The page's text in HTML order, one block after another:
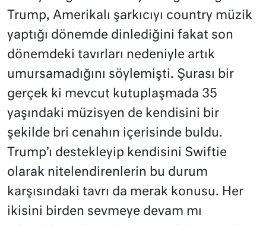
Trump, Amerikalı şarkıcıyı country müzik
yaptığı dönemde dinlediğini fakat son
dönemdeki tavırları nedeniyle artık
umursamadığını söylemişti. Şurası bir
gerçek ki mevcut kutuplaşmada 35
yaşındaki müzisyen de kendisini bir
şekilde bri cenahın içerisinde buldu.
Trump’ı destekleyip kendisini Swiftie
olarak nitelendirenlerin bu durum
karşısındaki tavrı da merak konusu. Her
ikisini birden sevmeye devam mı